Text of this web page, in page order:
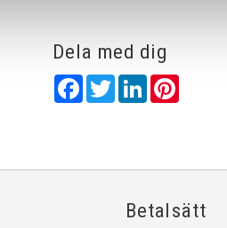
Dela med dig
FacebookTwitterLinkedIn
Betalsätt